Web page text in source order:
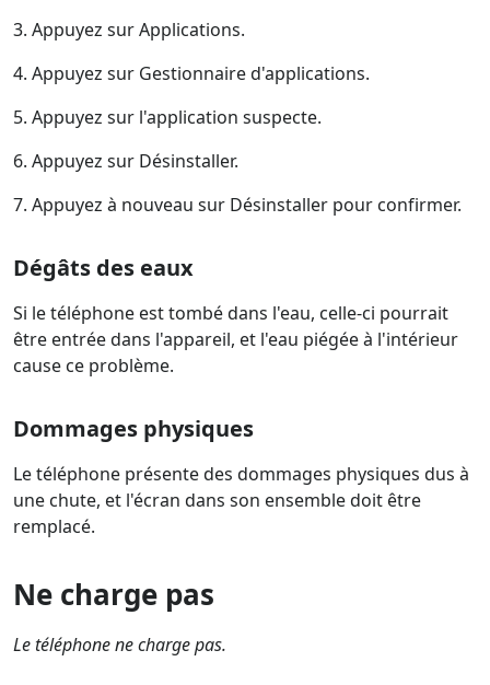
3. Appuyez sur Applications.
4. Appuyez sur Gestionnaire d'applications.
5. Appuyez sur l'application suspecte.
6. Appuyez sur Désinstaller.
7. Appuyez à nouveau sur Désinstaller pour confirmer.
Dégâts des eaux
Si le téléphone est tombé dans l'eau, celle-ci pourrait
être entrée dans l'appareil, et l'eau piégée à l'intérieur
cause ce problème.
Dommages physiques
Le téléphone présente des dommages physiques dus à
une chute, et l'écran dans son ensemble doit être
remplacé.
Ne charge pas
Le téléphone ne charge pas.